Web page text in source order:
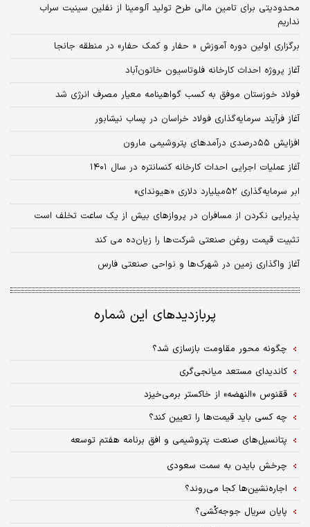
محدودیتی برای تامین مالی طرح تولید آلومینا از نفلین سینیت سراب
نداریم
برگزاری اولین دوره آموزش « حفار و کمک حفار» در منطقه جانجا
آغاز پروژه احداث کارخانه فلوتاسیون خاتون‌آباد
فولاد خوزستان موفق به کسب گواهینامه معیار مصرف انرژی شد
آغاز فرآیند سرمایه‌گذاری فولاد خراسان در پساب نیشابور
افزایش ۵۵درصدی درآمدهای پتروشیمی مارون
آغاز عملیات اجرایی احداث کارخانه کنسانتره در سال ۱۴۰۱
ابر سرمایه‌گذاری ۵۲میلیارد دلاری «هیوندای»
پذیرایی نکردن از مسافران در پروازهای بیش از یک ساعت تخلف است
تثبیت قیمت روغن صنعتی شرکت‌ها را زیان‌ده می کند
آغاز واگذاری زمین در شهرک‌ها و نواحی صنعتی فارس
پربازدیدهای این شماره
چگونه محور مقاومت بازسازی شد؟
کاندیدای مستعد میانجی‌گری
ققنوس «النهضه» از خاکستر برمی‌خیزد
چه کسی باید قیمت‌ها را تعیین کند؟
پتانسیل‌های صنعت پتروشیمی و افق برنامه هفتم توسعه
چرخش بایدن به سمت سعودی
اجاره‌نشین‌ها کجا می‌روند؟
پایان سریال جوجه‌کُشی؟